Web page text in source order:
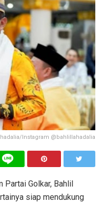
Instagram @bahlillahadalia
Partai Golkar, Bahlil
siap mendukung